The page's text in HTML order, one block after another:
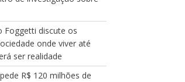
Foggetti discute os
onde viver até
ser realidade
R$ 120 milhões de